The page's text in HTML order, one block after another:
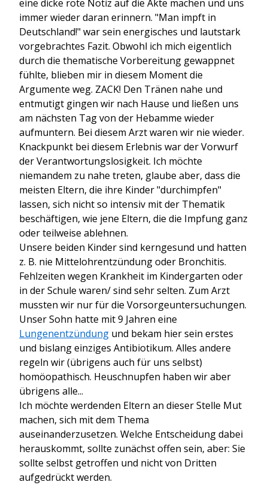
eine dicke rote Notiz auf die Akte machen und uns
immer wieder daran erinnern. "Man impft in
Deutschland!" war sein energisches und lautstark
vorgebrachtes Fazit. Obwohl ich mich eigentlich
durch die thematische Vorbereitung gewappnet
fühlte, blieben mir in diesem Moment die
Argumente weg. ZACK! Den Tränen nahe und
entmutigt gingen wir nach Hause und ließen uns
am nächsten Tag von der Hebamme wieder
aufmuntern. Bei diesem Arzt waren wir nie wieder.
Knackpunkt bei diesem Erlebnis war der Vorwurf
der Verantwortungslosigkeit. Ich möchte
niemandem zu nahe treten, glaube aber, dass die
meisten Eltern, die ihre Kinder "durchimpfen"
lassen, sich nicht so intensiv mit der Thematik
beschäftigen, wie jene Eltern, die die Impfung ganz
oder teilweise ablehnen.
Unsere beiden Kinder sind kerngesund und hatten
z. B. nie Mittelohrentzündung oder Bronchitis.
Fehlzeiten wegen Krankheit im Kindergarten oder
in der Schule waren/ sind sehr selten. Zum Arzt
mussten wir nur für die Vorsorgeuntersuchungen.
Unser Sohn hatte mit 9 Jahren eine
Lungenentzündung und bekam hier sein erstes
und bislang einziges Antibiotikum. Alles andere
regeln wir (übrigens auch für uns selbst)
homöopathisch. Heuschnupfen haben wir aber
übrigens alle...
Ich möchte werdenden Eltern an dieser Stelle Mut
machen, sich mit dem Thema
auseinanderzusetzen. Welche Entscheidung dabei
herauskommt, sollte zunächst offen sein, aber: Sie
sollte selbst getroffen und nicht von Dritten
aufgedrückt werden.